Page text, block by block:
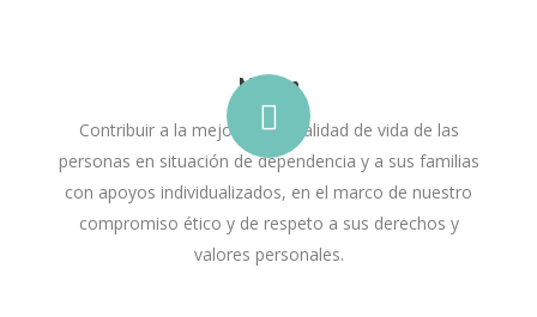
Misión
Contribuir a la mejora de la calidad de vida de las
personas en situación de dependencia y a sus familias
con apoyos individualizados, en el marco de nuestro
compromiso ético y de respeto a sus derechos y
valores personales.